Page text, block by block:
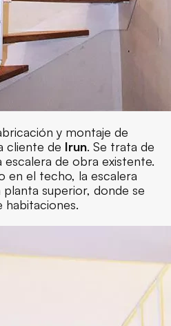
y montaje de
cliente de Irun. Se trata de
escalera de obra existente.
en el techo, la escalera
superior, donde se
habitaciones.